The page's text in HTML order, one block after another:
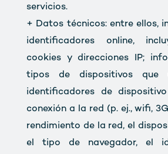
servicios.
+ Datos técnicos: entre ellos,
identificadores online,
cookies y direcciones IP;
tipos de dispositivos que
identificadores de
conexión a la red (p. ej., wifi,
rendimiento de la red, el
el tipo de navegador, el